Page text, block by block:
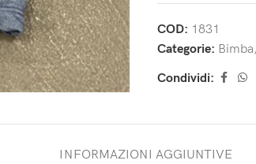
COD: 1831
Categorie: Bimba,
Condividi:
INFORMAZIONI AGGIUNTIVE